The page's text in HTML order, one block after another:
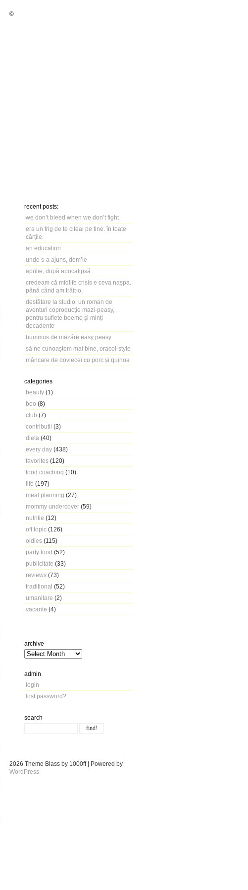
recent posts:
we don’t bleed when we don’t fight
era un frig de te citeai pe tine. în toate
cărțile.
an education
unde s-a ajuns, dom’le
aprilie, după apocalipsă
credeam că midlife crisis e ceva nașpa.
până când am trăit-o.
desfătare la studio: un roman de
aventuri coproducție mazi-peasy,
pentru suflete boeme și minți
decadente
hummus de mazăre easy peasy
să ne cunoaștem mai bine, oracol-style
mâncare de dovlecei cu porc și quinoa
categories
beauty (1)
boo (8)
club (7)
contributii (3)
dieta (40)
every day (438)
favorites (120)
food coaching (10)
life (197)
meal planning (27)
mommy undercover (59)
nutritie (12)
off topic (126)
oldies (115)
party food (52)
publicitate (33)
reviews (73)
traditional (52)
umanitare (2)
vacante (4)
archive
admin
login
lost password?
search
©
2026 Theme Blass by 1000ff | Powered by
WordPress